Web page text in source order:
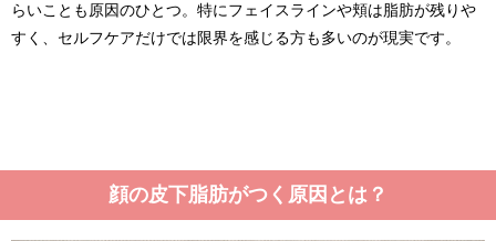
らいことも原因のひとつ。特にフェイスラインや頬は脂肪が残りや
すく、セルフケアだけでは限界を感じる方も多いのが現実です。
顔の皮下脂肪がつく原因とは？